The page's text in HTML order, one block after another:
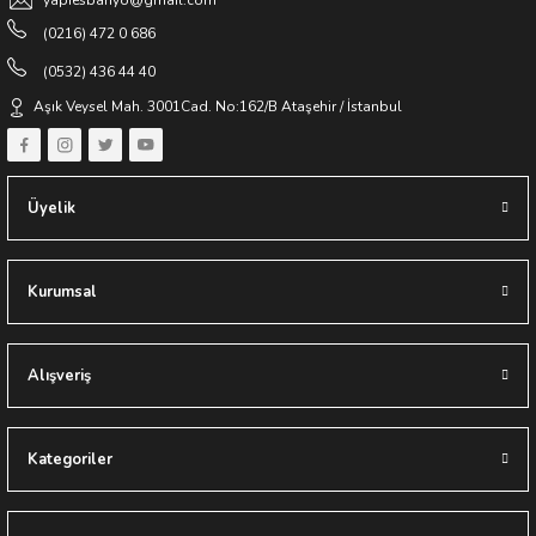
**Destek Hattı:0532 436 44 40
Keyifli Alışverişler Dileriz
Yapıes Banyo / Erkan Ocak
(0216) 472 0 686
(0532) 436 44 40
Aşık Veysel Mah. 3001Cad. No:162/B Ataşehir / İstanbul
Üyelik
Kurumsal
Alışveriş
Kategoriler